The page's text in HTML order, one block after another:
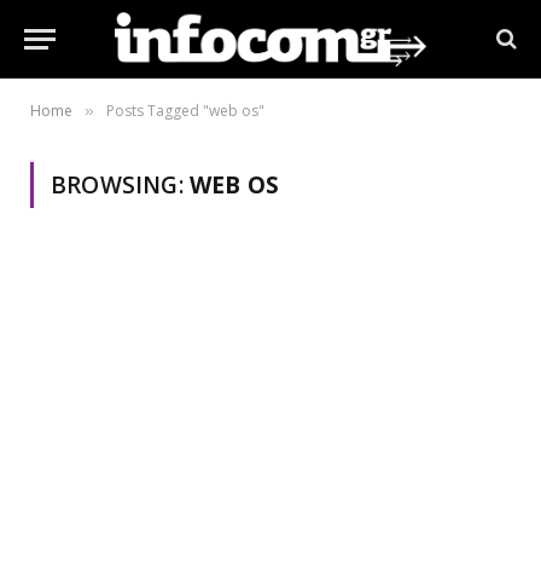
Home » Posts Tagged "web os"
BROWSING:WEB OS